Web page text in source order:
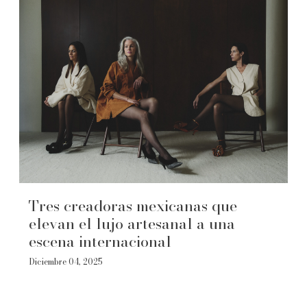
Tres creadoras mexicanas que
elevan el lujo artesanal a una
escena internacional
Diciembre 04, 2025